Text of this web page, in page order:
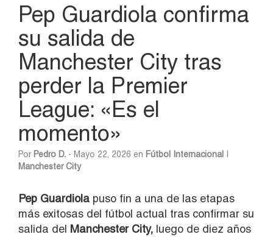
Pep Guardiola confirma
su salida de
Manchester City tras
perder la Premier
League: «Es el
momento»
Por Pedro D. - Mayo 22, 2026 en Fútbol Internacional
Manchester City
Pep Guardiola puso fin a una de las etapas
más exitosas del fútbol actual tras confirmar su
salida del Manchester City, luego de diez años